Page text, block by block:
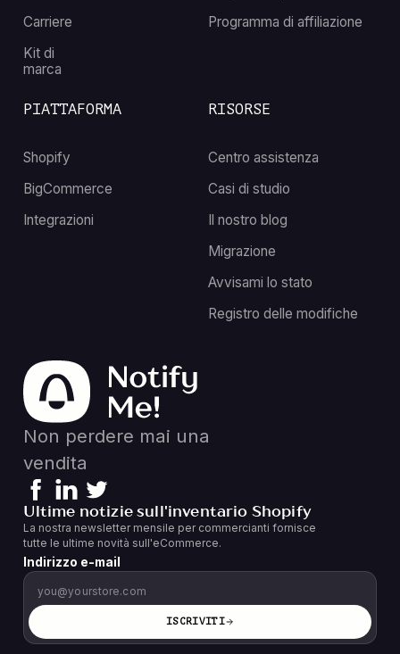
Carriere
Kit di
marca
RISORSE
Centro assistenza
Casi di studio
Il nostro blog
Migrazione
Avvisami lo stato
Registro delle modifiche
Programma di affiliazione
PIATTAFORMA
Shopify
BigCommerce
Integrazioni
Non perdere mai una
vendita
Ultime notizie sull'inventario Shopify
La nostra newsletter mensile per commercianti fornisce
tutte le ultime novità sull'eCommerce.
Indirizzo e-mail
ISCRIVITI